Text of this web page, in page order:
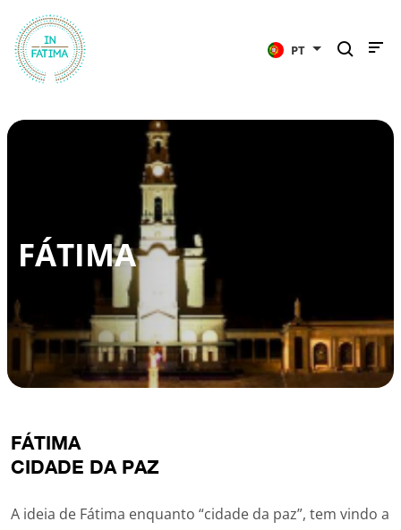
PT
FÁTIMA
FÁTIMA
CIDADE DA PAZ
A ideia de Fátima enquanto “cidade da paz”, tem vindo a